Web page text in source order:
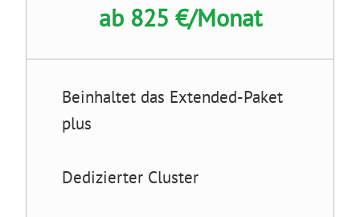
ab 825 €/Monat
Beinhaltet das Extended-Paket
plus
Dedizierter Cluster